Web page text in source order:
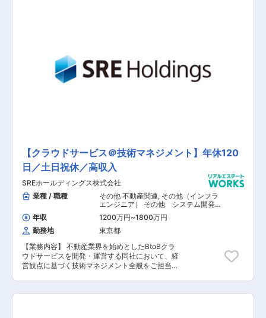
り（定量判断をするためのKPIの特定、データ抽
出および分析等を実施）、およびフィードバック
■営業、カスタマサクセスのサポート（クライア
グ事業を主な事業として、10年後の当たり前を造
るために、日々社員一同切磋琢磨しています。 そ
して、「不動産×AI」のユニークなビジネスモデ
グループ発のAIベンチャーである同社は、 デジタ
ル時代を先導する企業としても東証より選定さ
れ、現在、さらなる成長期を迎えております。 不
動産DXプロダクトや不動産仲介事業の事業伸長
に伴い、各事業の新規見込み顧客の獲得に向けた
事業体制の強化をともに目指す方からの応募をお
待ちしています。
【クラウドサービス＠技術マネジメント】年休120
日／土日祝休／高収入
SREホールディングス株式会社
業種 / 職種
その他 不動産関連, その他（インフラ
エンジニア） その他 システム開発・
運用
年収 1200万円~1800万円
勤務地
東京都
【業務内容】 不動産業界を始めとしたBtoBクラ
ウドサービスを開発・運営する同社において、経
営観点に基づく技術マネジメント全般をご担当い
とどまらず、多様なBtoBクラウドサービスや機械